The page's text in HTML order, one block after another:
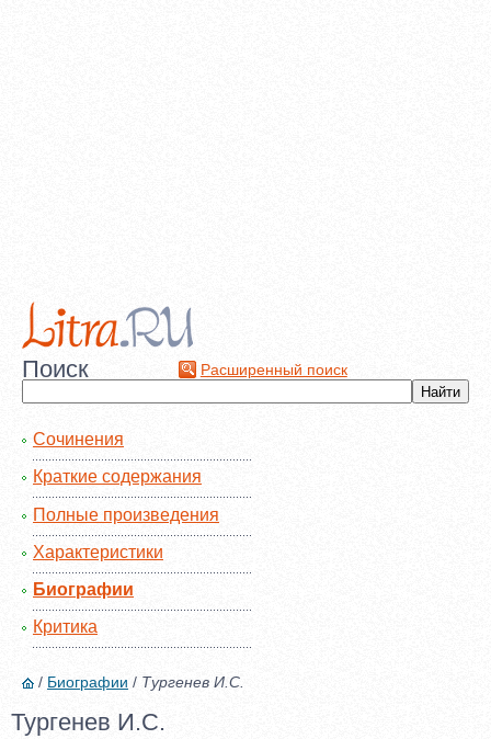
Поиск Расширенный поиск
Сочинения
Краткие содержания
Полные произведения
Характеристики
Биографии
Критика
/ Биографии / Тургенев И.С.
Тургенев И.С.